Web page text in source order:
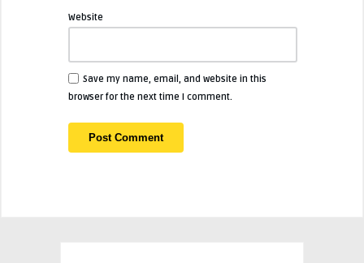
Website
Save my name, email, and website in this
browser for the next time I comment.